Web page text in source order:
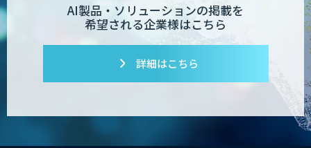
AI製品・ソリューションの掲載を
希望される企業様はこちら
詳細はこちら